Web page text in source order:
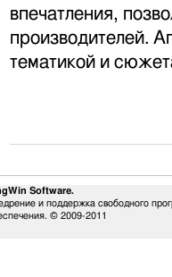
впечатления,
производителей.
тематикой и
Software.
и поддержка свободного
© 2009-2011